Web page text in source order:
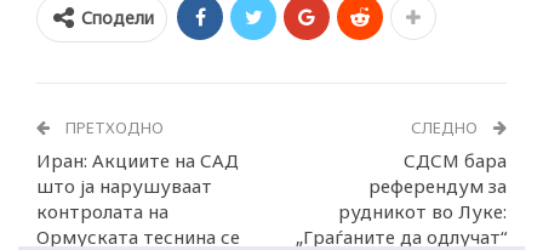
Сподели
ПРЕТХОДНО
Иран: Акциите на САД
што ја нарушуваат
контролата на
Ормуската теснина се
СЛЕДНО
СДСМ бара
референдум за
рудникот во Луке:
„Граѓаните да одлучат“